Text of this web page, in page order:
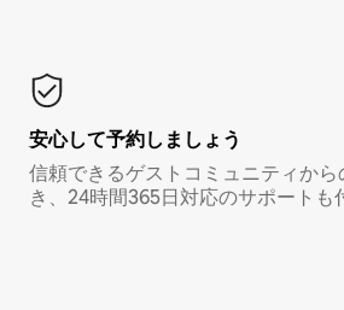
安心して予約しましょう
信頼できるゲストコミュニティか
き、24時間365日対応のサポートも